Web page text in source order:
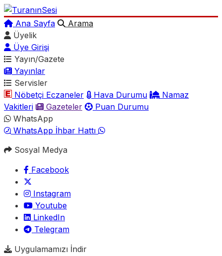
Ana Sayfa
Arama
Üyelik
Üye Girişi
Yayın/Gazete
Yayınlar
Servisler
Nöbetçi Eczaneler
Hava Durumu
Namaz
Vakitleri
Gazeteler
Puan Durumu
WhatsApp
WhatsApp İhbar Hattı
Sosyal Medya
Facebook
Instagram
Youtube
LinkedIn
Telegram
Uygulamamızı İndir